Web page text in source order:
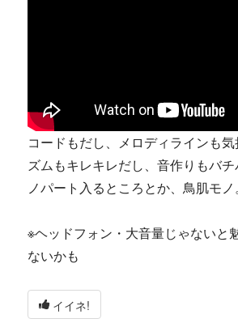
コードもだし、メロディラインも気
ズムもキレキレだし、音作りもバ
ノパート入るところとか、鳥肌モノ
※ヘッドフォン・大音量じゃないと
ないかも
イイネ!